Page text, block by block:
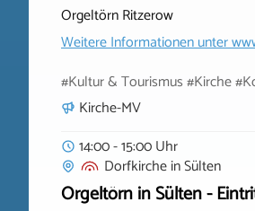
Orgeltörn Ritzerow
Weitere Informationen unter
#Kultur & Tourismus #Kirche
Kirche-MV
14:00 - 15:00 Uhr
DorfkircheinSülten
Orgeltörn in Sülten -